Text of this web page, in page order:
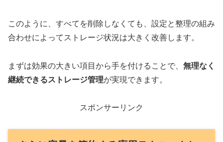
このように、すべてを削除しなくても、設定と整理の組み
合わせによってストレージ状況は大きく改善します。
まずは効果の大きい項目から手を付けることで、 無理なく
継続できるストレージ管理が実現できます。
スポンサーリンク